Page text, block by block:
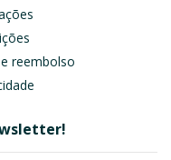
reembolso